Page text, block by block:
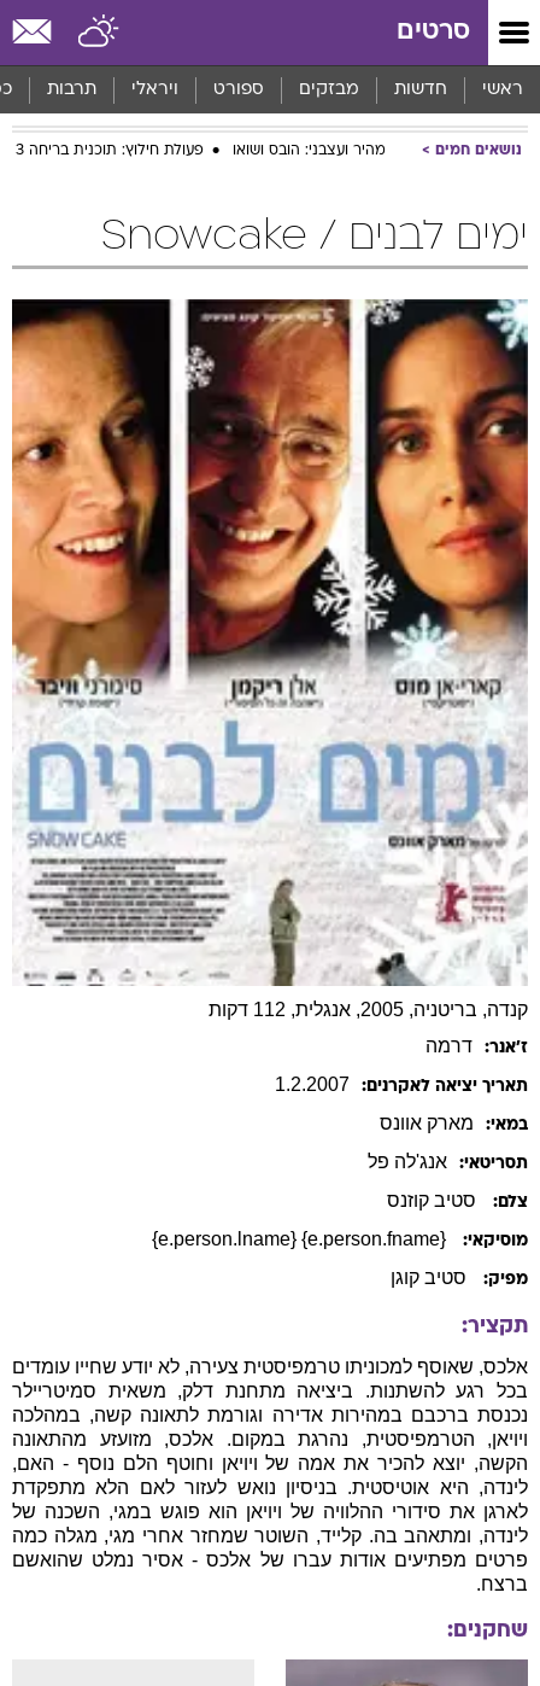
סרטים
ראשי חדשות מבזקים ספורט ויראלי תרבות
נושאים חמים מהיר ועצבני: הובס ושואו פעולת חילוץ: תוכנית בריחה 3
ימים לבנים / Snowcake
קנדה, בריטניה, 2005, אנגלית, 112 דקות
ז׳אנר: דרמה
תאריך יציאה לאקרנים: 1.2.2007
במאי: מארק אוונס
תסריטאי: אנג'לה פל
צלם: סטיב קוזנס
מוסיקאי: {e.person.fname} {e.person.lname}
מפיק: סטיב קוגן
תקציר:
אלכס, שאוסף למכוניתו טרמפיסטית צעירה, לא יודע שחייו עומדים
בכל רגע להשתנות. ביציאה מתחנת דלק, משאית סמיטריילר
נכנסת ברכבם במהירות אדירה וגורמת לתאונה קשה, במהלכה
ויויאן, הטרמפיסטית, נהרגת במקום. אלכס, מזועזע מהתאונה
הקשה, יוצא להכיר את אמה של ויויאן וחוטף הלם נוסף - האם,
לינדה, היא אוטיסטית. בניסיון נואש לעזור לאם הלא מתפקדת
לארגן את סידורי ההלוויה של ויויאן הוא פוגש במגי, השכנה של
לינדה, ומתאהב בה. קלייד, השוטר שמחזר אחרי מגי, מגלה כמה
פרטים מפתיעים אודות עברו של אלכס - אסיר נמלט שהואשם
ברצח.
שחקנים: